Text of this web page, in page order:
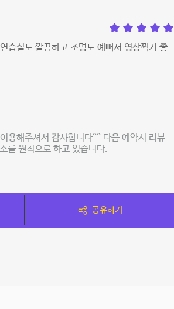
습실도 깔끔하고 조명도 예뻐서 영상찍기 좋
용해주셔서 감사합니다^^ 다음 예약시 리뷰
를 원칙으로 하고 있습니다.
공유하기